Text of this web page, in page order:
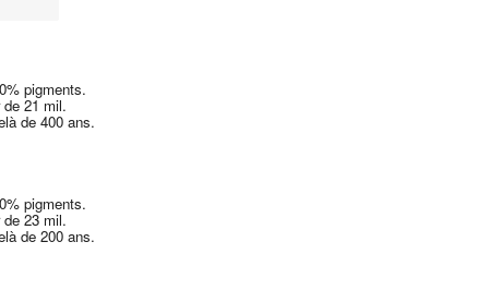
pigments.
21 mil.
de 400 ans.
pigments.
23 mil.
de 200 ans.